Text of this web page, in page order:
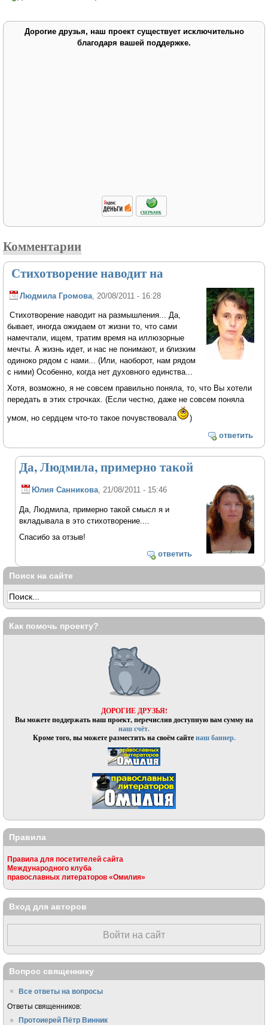
Дорогие друзья, наш проект существует исключительно
благодаря вашей поддержке.
Комментарии
Стихотворение наводит на
Людмила Громова , 20/08/2011 - 16:28
Стихотворение наводит на размышления... Да,
бывает, иногда ожидаем от жизни то, что сами
намечтали, ищем, тратим время на иллюзорные
мечты. А жизнь идет, и нас не понимают, и близким
одиноко рядом с нами... (Или, наоборот, нам рядом
с ними) Особенно, когда нет духовного единства...
Хотя, возможно, я не совсем правильно поняла, то, что Вы хотели
передать в этих строчках. (Если честно, даже не совсем поняла
умом, но сердцем что-то такое почувствовала
)
ответить
Да, Людмила, примерно такой
Юлия Санникова, 21/08/2011 - 15:46
Да, Людмила, примерно такой смысл я и
вкладывала в это стихотворение....
Спасибо за отзыв!
ответить
Поиск на сайте
Как помочь проекту?
ДОРОГИЕ ДРУЗЬЯ!
Вы можете поддержать наш проект, перечислив доступную вам сумму на
наш счёт.
Кроме того, вы можете разместить на своём сайтенаш баннер.
Правила
Правила для посетителей сайта
Международного клуба
православных литераторов «Омилия»
Вход для авторов
Войти на сайт
Вопрос священнику
Все ответы на вопросы
Ответы священников:
Протоиерей Пётр Винник